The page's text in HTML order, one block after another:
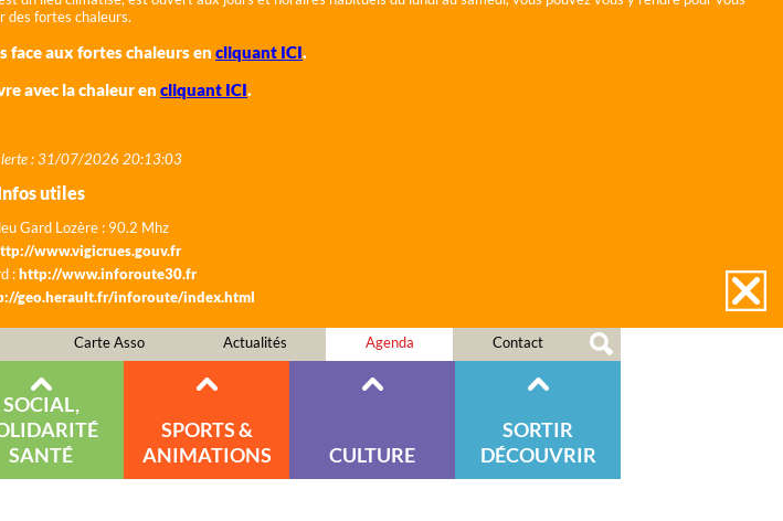
des fortes chaleurs.
face aux fortes chaleurs en cliquant ICI.
avec la chaleur en cliquant ICI.
: 31/07/2026 20:13:03
utiles
Gard Lozère : 90.2 Mhz
www.vigicrues.gouv.fr
:http://www.inforoute30.fr
geo.herault.fr/inforoute/index.html
Carte Asso Actualités Agenda Contact
SOCIAL,
SANTÉ
SPORTS &
ANIMATIONS
CULTURE
SORTIR
DÉCOUVRIR